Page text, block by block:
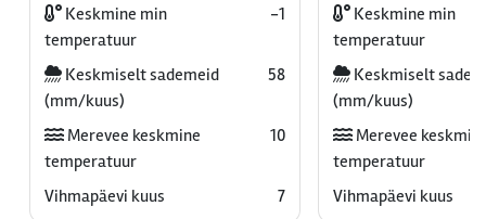
Keskmine min
temperatuur
-1
Keskmiselt sademeid
(mm/kuus)
58
Merevee keskmine
temperatuur
10
Vihmapäevi kuus 7
Keskmine min
temperatuur
Keskmiselt
(mm/kuus)
Merevee
temperatuur
Vihmapäevi kuus